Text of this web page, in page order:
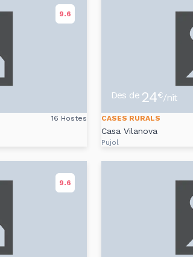
9.6
16 Hostes
Des de 24€/nit
CASES RURALS
Casa Vilanova
Pujol
9.6